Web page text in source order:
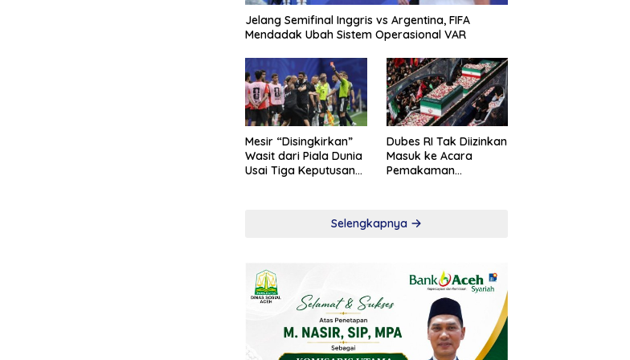
Jelang Semifinal Inggris vs Argentina, FIFA
Mendadak Ubah Sistem Operasional VAR
Mesir “Disingkirkan”
Wasit dari Piala Dunia
Usai Tiga Keputusan
Dubes RI Tak Diizinkan
Masuk ke Acara
Pemakaman
Selengkapnya